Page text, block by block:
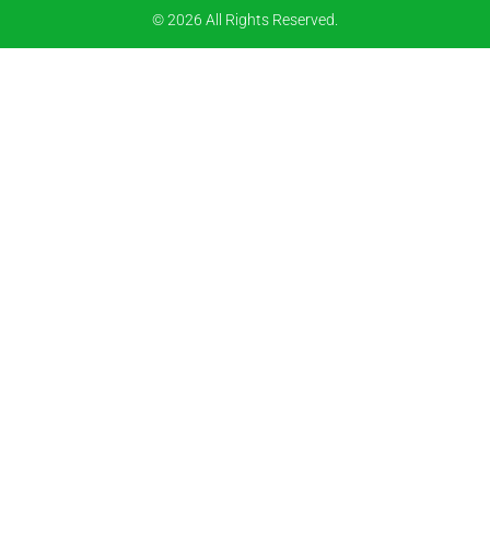
© 2026 All Rights Reserved.